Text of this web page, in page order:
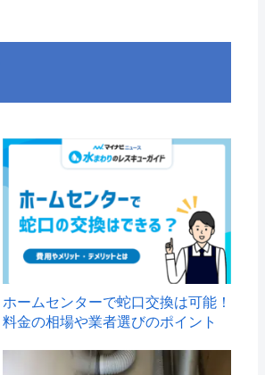
ホームセンターで蛇口交換は可能！
料金の相場や業者選びのポイント